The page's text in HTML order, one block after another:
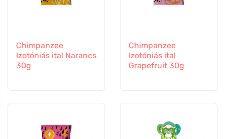
Chimpanzee
Izotóniás ital Narancs
30g
Chimpanzee
Izotóniás ital
Grapefruit 30g